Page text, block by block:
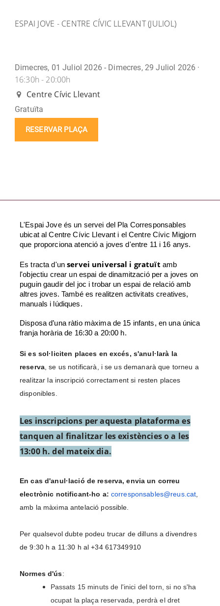
ESPAI JOVE - CENTRE CÍVIC LLEVANT (JULIOL)
Dimecres, 01 Juliol 2026 - Dimecres, 29 Juliol 2026 ·
16:30h - 20:00h
Centre Cívic Llevant
Gratuïta
RESERVAR PLAÇA
L'Espai Jove és un servei del Pla Corresponsables
ubicat al Centre Cívic Llevant i el Centre Cívic Migjorn
que proporciona atenció a joves d'entre 11 i 16 anys.
Es tracta d'un servei universal i gratuït amb
l'objectiu crear un espai de dinamització per a joves on
puguin gaudir del joc i trobar un espai de relació amb
altres joves. També es realitzen activitats creatives,
manuals i lúdiques.
Disposa d’una ràtio màxima de 15 infants, en una única
franja horària de 16:30 a 20:00 h.
Si es sol·liciten places en excés, s'anul·larà la
reserva, se us notificarà, i se us demanarà que torneu a
realitzar la inscripció correctament si resten places
disponibles.
Les inscripcions per aquesta plataforma es
tanquen al finalitzar les existències o a les
13:00 h. del mateix dia.
En cas d'anul·lació de reserva, envia un correu
electrònic notificant-ho a: corresponsables@reus.cat
amb la màxima antelació possible.
Per qualsevol dubte podeu trucar de dilluns a divendres
de 9:30 h a 11:30 h al +34 617349910
Normes d'ús:
Passats 15 minuts de l'inici del torn, si no s'ha
ocupat la plaça reservada, perdrà el dret